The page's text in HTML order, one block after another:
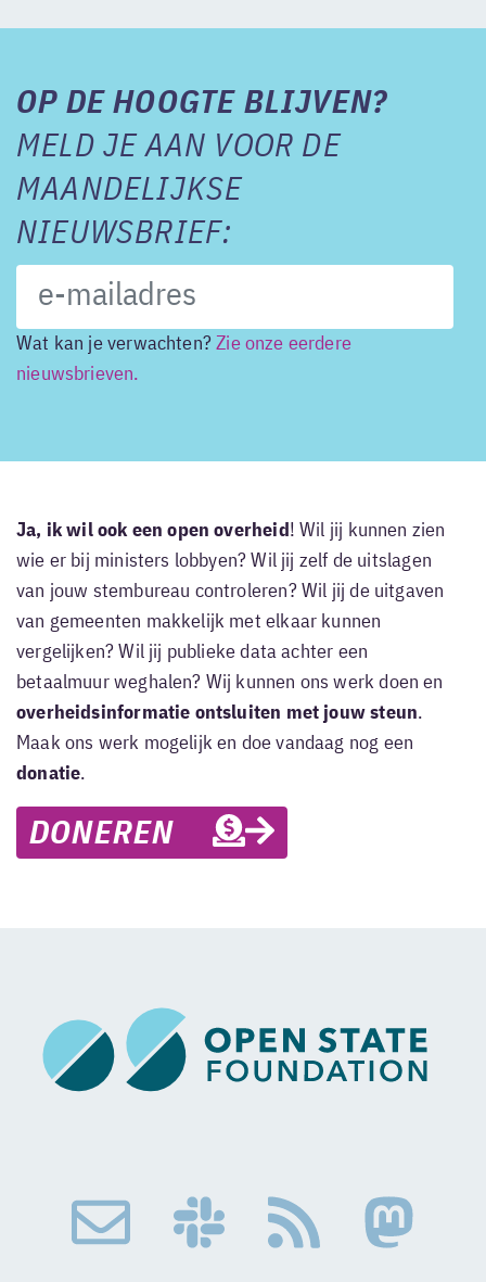
OP DE HOOGTE BLIJVEN?
MELD JE AAN VOOR DE
MAANDELIJKSE
NIEUWSBRIEF:
Wat kan je verwachten?Zie onze eerdere
nieuwsbrieven.
Ja, ik wil ook een open overheid ! Wil jij kunnen zien
wie er bij ministers lobbyen? Wil jij zelf de uitslagen
van jouw stembureau controleren? Wil jij de uitgaven
van gemeenten makkelijk met elkaar kunnen
vergelijken? Wil jij publieke data achter een
betaalmuur weghalen? Wij kunnen ons werk doen en
overheidsinformatie ontsluiten met jouw steun.
Maak ons werk mogelijk en doe vandaag nog een
donatie.
DONEREN